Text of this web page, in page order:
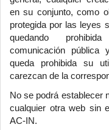
en su conjunto, como
protegida por las leyes
quedando
comunicación pública
queda prohibida su
carezcan de la
No se podrá establecer
cualquier otra web sin
AC-IN.